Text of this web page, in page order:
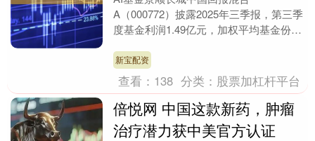
A（000772）披露2025年三季报，第三季
度基金利润1.49亿元，加权平均基金份额
增长....
新宝配资
查看： 138 分类： 股票加杠杆平台
倍悦网 中国这款新药，肿瘤
治疗潜力获中美官方认证